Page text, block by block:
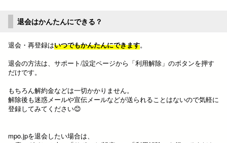
退会はかんたんにできる？
退会・再登録はいつでもかんたんにできます。
退会の方法は、サポート/設定ページから「利用解除」のボタンを押す
だけです。
もちろん解約金などは一切かかりません。
解除後も迷惑メールや宣伝メールなどが送られることはないので気軽に
登録してみてください😊
mpo.jpを退会したい場合は、